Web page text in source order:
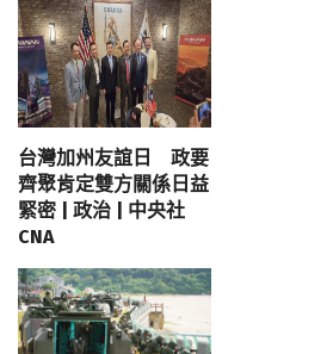
台灣加州友誼日 政要
齊聚肯定雙方關係日益
緊密 | 政治 | 中央社
CNA